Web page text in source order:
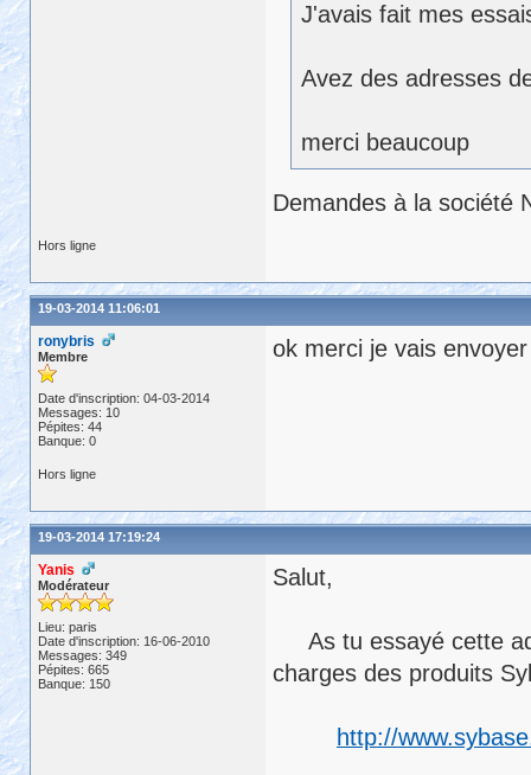
J'avais fait mes
Avez des adresses
merci beaucoup
Demandes à la société
Hors ligne
19-03-2014 11:06:01
ronybris
Membre
Date d'inscription: 04-03-2014
Messages: 10
Pépites: 44
Banque: 0
ok merci je vais
Hors ligne
19-03-2014 17:19:24
Yanis
Modérateur
Lieu: paris
Date d'inscription: 16-06-2010
Messages: 349
Pépites: 665
Banque: 150
Salut,
As tu essayé cette
charges des produits
http://